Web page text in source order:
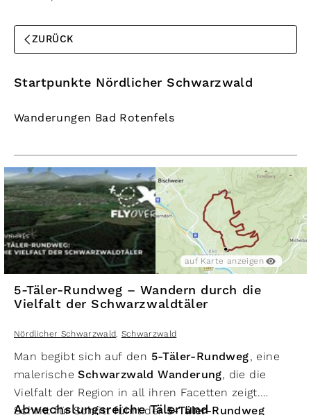
ZURÜCK
Startpunkte Nördlicher Schwarzwald
Wanderungen Bad Rotenfels
auf Karte anzeigen
5-Täler-Rundweg – Wandern durch die
Vielfalt der Schwarzwaldtäler
Nördlicher Schwarzwald, Schwarzwald
Man begibt sich auf den 5-Täler-Rundweg, eine
malerische Schwarzwald Wanderung, die die
Vielfalt der Region in all ihren Facetten zeigt.
Schritt für Schritt führt der5-Täler-Rundweg
Abwechslungsreiche Täler und